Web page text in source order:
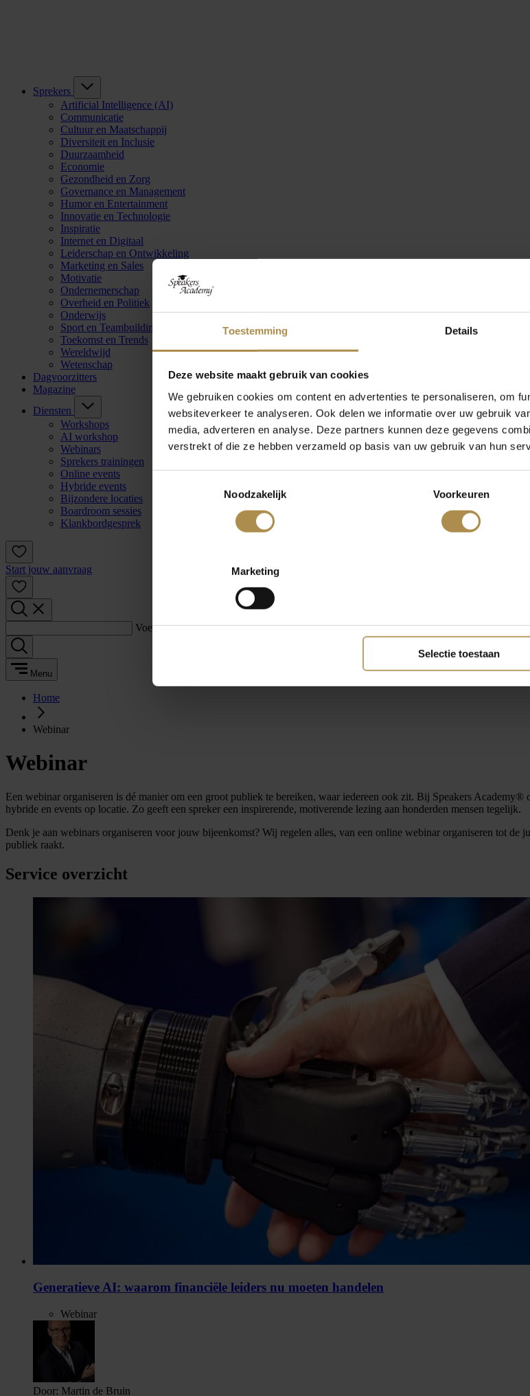
Toestemming Details
Deze website maakt gebruik van cookies
We gebruiken cookies om content en advertenties te personaliseren, om
websiteverkeer te analyseren. Ook delen we informatie over uw gebruik
media, adverteren en analyse. Deze partners kunnen deze gegevens
verstrekt of die ze hebben verzameld op basis van uw gebruik van hun
Noodzakelijk
Voorkeuren
Marketing
Selectie toestaan
Sprekers
Artificial Intelligence (AI)
Communicatie
Cultuur en Maatschappij
Diversiteit en Inclusie
Duurzaamheid
Economie
Gezondheid en Zorg
Governance en Management
Humor en Entertainment
Innovatie en Technologie
Inspiratie
Internet en Digitaal
Leiderschap en Ontwikkeling
Marketing en Sales
Motivatie
Ondernemerschap
Overheid en Politiek
Onderwijs
Sport en Teambuilding
Toekomst en Trends
Wereldwijd
Wetenschap
Dagvoorzitters
Magazine
Diensten
Workshops
AI workshop
Webinars
Sprekers trainingen
Online events
Hybride events
Bijzondere locaties
Boardroom sessies
Klankbordgesprek
Start jouw aanvraag
Voer een zoekterm in:
Menu
Home
Webinar
Webinar
Een webinar organiseren is dé manier om een groot publiek te bereiken, waar iedereen ook zit. Bij Speakers
hybride en events op locatie. Zo geeft een spreker een inspirerende, motiverende lezing aan honderden mensen tegelijk.
Denk je aan webinars organiseren voor jouw bijeenkomst? Wij regelen alles, van een online webinar organiseren tot
publiek raakt.
Service overzicht
Generatieve AI: waarom financiële leiders nu moeten handelen
Webinar
Door: Martin de Bruin